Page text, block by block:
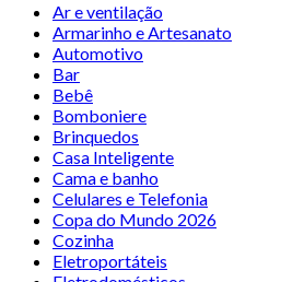
Ar e ventilação
Armarinho e Artesanato
Automotivo
Bar
Bebê
Bomboniere
Brinquedos
Casa Inteligente
Cama e banho
Celulares e Telefonia
Copa do Mundo 2026
Cozinha
Eletroportáteis